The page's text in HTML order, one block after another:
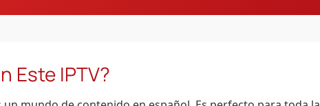
Este IPTV?